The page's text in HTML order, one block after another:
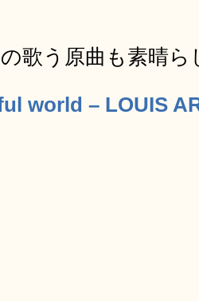
歌う原曲も素晴ら
world – LOUIS